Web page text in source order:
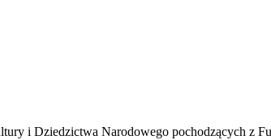
i Dziedzictwa Narodowego pochodzących z